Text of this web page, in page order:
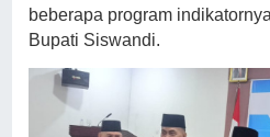
beberapa program
Bupati Siswandi.